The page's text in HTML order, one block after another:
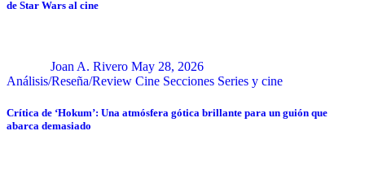
de Star Wars al cine
Joan A. Rivero May 28, 2026
Análisis/Reseña/Review Cine Secciones Series y cine
Crítica de ‘Hokum’: Una atmósfera gótica brillante para un guión que
abarca demasiado